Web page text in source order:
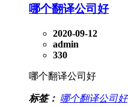
哪个翻译公司好
2020-09-12
admin
330
哪个翻译公司好
标签： 哪个翻译公司好